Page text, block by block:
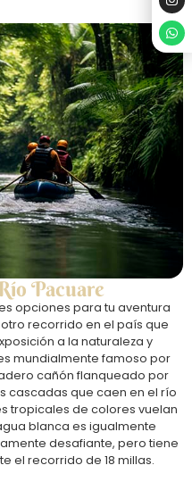
Pacuare
opciones para tu aventura
recorrido en el país que
a la naturaleza y
mundialmente famoso por
cañón flanqueado por
cascadas que caen en el río
tropicales de colores vuelan
blanca es igualmente
desafiante, pero tiene
el recorrido de 18 millas.